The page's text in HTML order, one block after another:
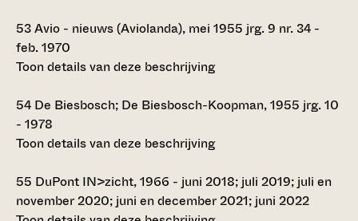
53Avio - nieuws (Aviolanda), mei 1955 jrg. 9 nr. 34 -
feb. 1970
Toon details van deze beschrijving
54 De Biesbosch; De Biesbosch-Koopman, 1955 jrg. 10
- 1978
Toon details van deze beschrijving
55 DuPont IN>zicht, 1966 - juni 2018; juli 2019; juli en
november 2020; juni en december 2021; juni 2022